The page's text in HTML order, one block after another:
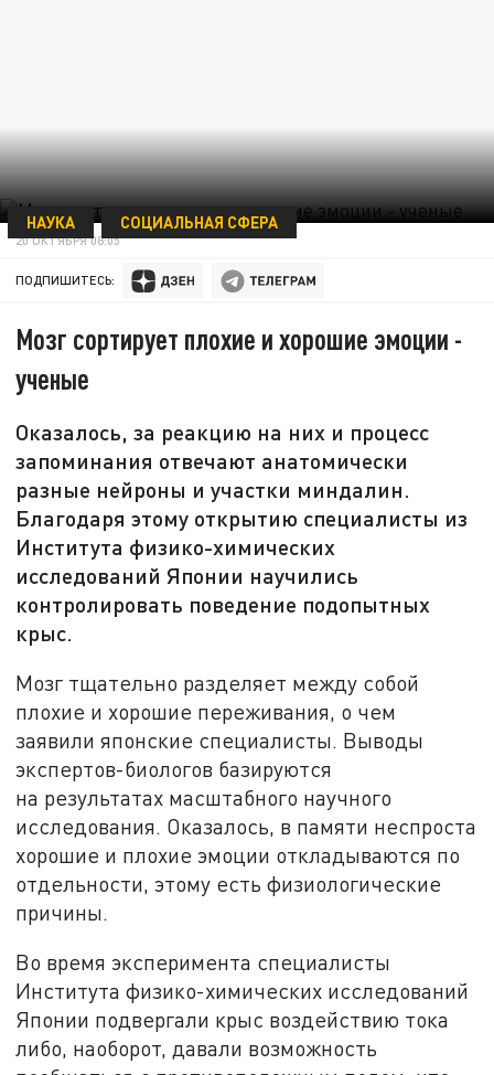
НАУКА СОЦИАЛЬНАЯ СФЕРА
20 ОКТЯБРЯ 08:05
ПОДПИШИТЕСЬ:
Мозг сортирует плохие и хорошие эмоции -
ученые
Оказалось, за реакцию на них и процесс
запоминания отвечают анатомически
разные нейроны и участки миндалин.
Благодаря этому открытию специалисты из
Института физико-химических
исследований Японии научились
контролировать поведение подопытных
крыс.
Мозг тщательно разделяет между собой
плохие и хорошие переживания, о чем
заявили японские специалисты. Выводы
экспертов-биологов базируются
на результатах масштабного научного
исследования. Оказалось, в памяти неспроста
хорошие и плохие эмоции откладываются по
отдельности, этому есть физиологические
причины.
Во время эксперимента специалисты
Института физико-химических исследований
Японии подвергали крыс воздействию тока
либо, наоборот, давали возможность